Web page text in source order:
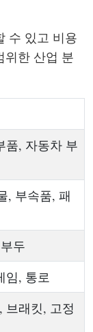
수 있고 비용
위한 산업 분
품, 자동차 부
, 부속품, 패
두
임, 통로
브래킷, 고정